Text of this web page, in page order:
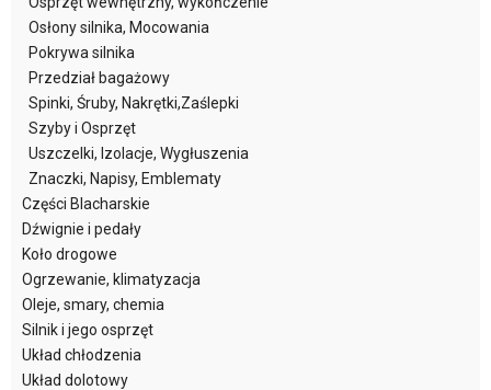
Osłony silnika, Mocowania
Pokrywa silnika
Przedział bagażowy
Spinki, Śruby, Nakrętki,Zaślepki
Szyby i Osprzęt
Uszczelki, Izolacje, Wygłuszenia
Znaczki, Napisy, Emblematy
Części Blacharskie
Dźwignie i pedały
Koło drogowe
Ogrzewanie, klimatyzacja
Oleje, smary, chemia
Silnik i jego osprzęt
Układ chłodzenia
Układ dolotowy